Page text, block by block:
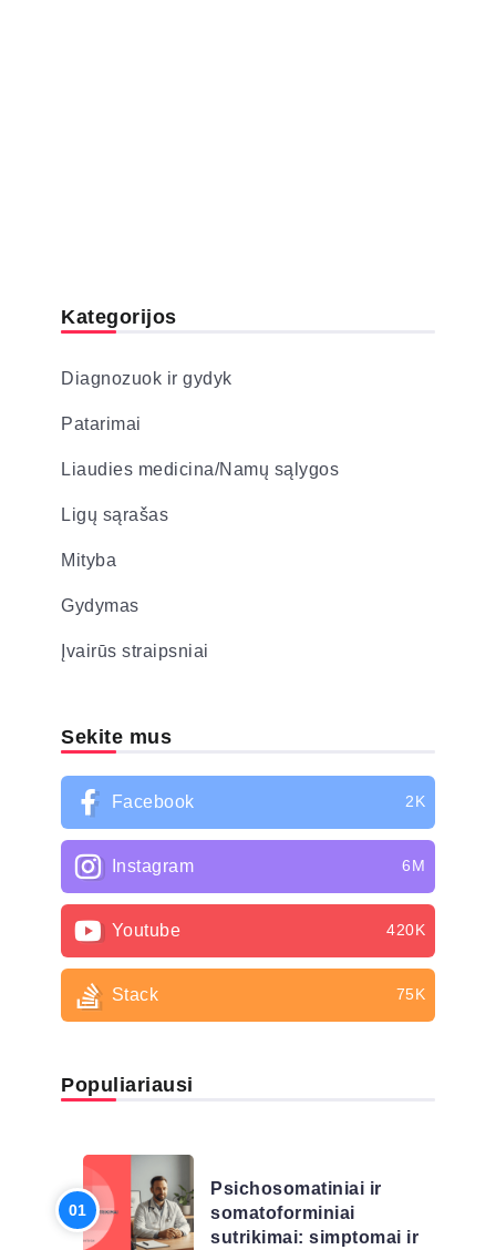
Kategorijos
Diagnozuok ir gydyk
Patarimai
Liaudies medicina/Namų sąlygos
Ligų sąrašas
Mityba
Gydymas
Įvairūs straipsniai
Sekite mus
Facebook 2K
Instagram 6M
Youtube 420K
Stack 75K
Populiariausi
Psichosomatiniai ir
somatoforminiai
sutrikimai: simptomai ir